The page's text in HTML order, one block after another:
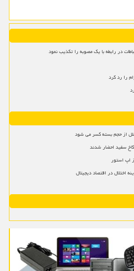
در رابطه با یک مصوبه را تکذیب نمود
را رد کرد
از حجم بسته کسر می شود
سفید احضار شدند
اپ استور
اختلال در اقتصاد دیجیتال